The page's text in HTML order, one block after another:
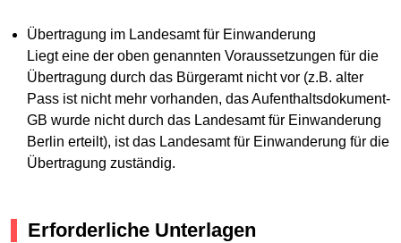
Übertragung im Landesamt für Einwanderung
Liegt eine der oben genannten Voraussetzungen für die
Übertragung durch das Bürgeramt nicht vor (z.B. alter
Pass ist nicht mehr vorhanden, das Aufenthaltsdokument-
GB wurde nicht durch das Landesamt für Einwanderung
Berlin erteilt), ist das Landesamt für Einwanderung für die
Übertragung zuständig.
Erforderliche Unterlagen